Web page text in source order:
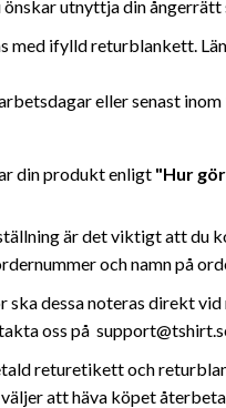
utnyttja din
med ifylld returblankett.
eller senast
din produkt enligt "Hur
är det viktigt att
och namn på
dessa noteras direkt
oss på
returetikett och
att häva köpet